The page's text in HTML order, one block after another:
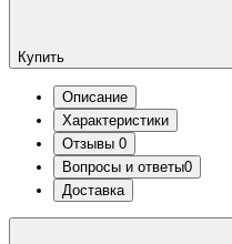
Купить
Описание
Характеристики
Отзывы 0
Вопросы и ответы0
Доставка